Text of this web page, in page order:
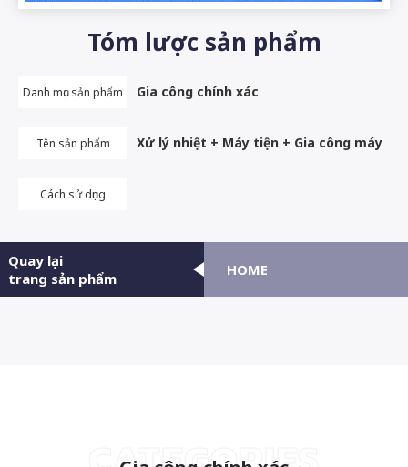
Tóm lược sản phẩm
Danh mục sản phẩm Gia công chính xác
Tên sản phẩm Xử lý nhiệt + Máy tiện + Gia công máy
Cách sử dụng
Quay lại
trang sản phẩm
HOME